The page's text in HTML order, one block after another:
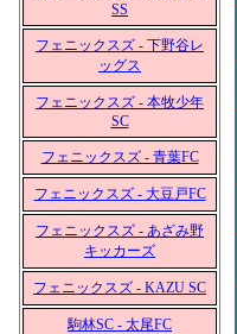
SS
フェニックスズ - 下野谷レ
ッグス
フェニックスズ - 本牧少年
SC
フェニックスズ - 青葉FC
フェニックスズ - 大豆戸FC
フェニックスズ - あざみ野
キッカーズ
フェニックスズ - KAZU SC
駒林SC - 太尾FC